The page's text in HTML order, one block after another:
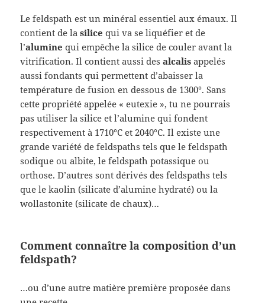
Le feldspath est un minéral essentiel aux émaux. Il
contient de lasilice qui va se liquéfier et de
l’alumine qui empêche la silice de couler avant la
vitrification. Il contient aussi desalcalis appelés
aussi fondants qui permettent d’abaisser la
température de fusion en dessous de 1300°. Sans
cette propriété appelée « eutexie », tu ne pourrais
pas utiliser la silice et l’alumine qui fondent
respectivement à 1710°C et 2040°C. Il existe une
grande variété de feldspaths tels que le feldspath
sodique ou albite, le feldspath potassique ou
orthose. D’autres sont dérivés des feldspaths tels
que le kaolin (silicate d’alumine hydraté) ou la
wollastonite (silicate de chaux)…
Comment connaître la composition d’un
feldspath?
…ou d’une autre matière première proposée dans